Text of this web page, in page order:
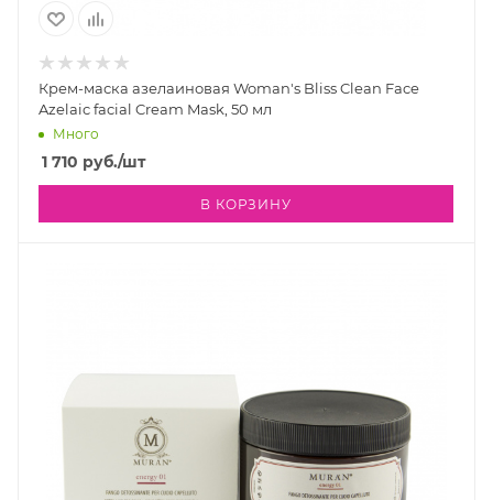
Крем-маска азелаиновая Woman's Bliss Clean Face
Azelaic facial Cream Mask, 50 мл
Много
1 710 руб./шт
В КОРЗИНУ